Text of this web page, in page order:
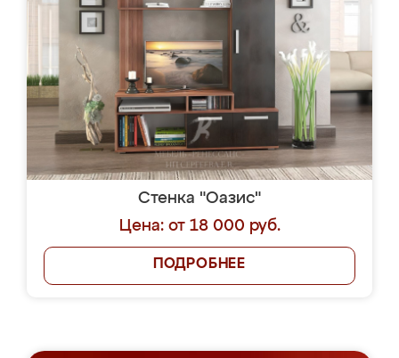
Стенка "Оазис"
Цена: от 18 000 руб.
ПОДРОБНЕЕ